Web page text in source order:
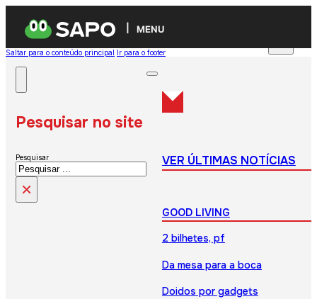
MENU
Saltar para o conteúdo principal Ir para o footer
Pesquisar no site
Pesquisar
×
VER ÚLTIMAS NOTÍCIAS
GOOD LIVING
2 bilhetes, pf
Da mesa para a boca
Doidos por gadgets